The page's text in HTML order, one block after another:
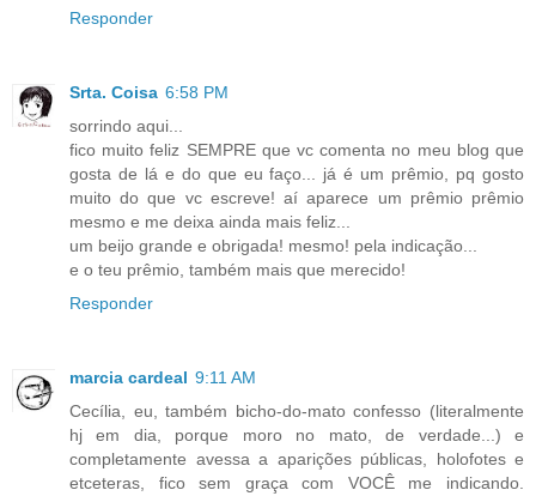
Responder
Srta. Coisa 6:58 PM
sorrindo aqui...
fico muito feliz SEMPRE que vc comenta no meu blog que
gosta de lá e do que eu faço... já é um prêmio, pq gosto
muito do que vc escreve! aí aparece um prêmio prêmio
mesmo e me deixa ainda mais feliz...
um beijo grande e obrigada! mesmo! pela indicação...
e o teu prêmio, também mais que merecido!
Responder
marcia cardeal 9:11 AM
Cecília, eu, também bicho-do-mato confesso (literalmente
hj em dia, porque moro no mato, de verdade...) e
completamente avessa a aparições públicas, holofotes e
etceteras, fico sem graça com VOCÊ me indicando.